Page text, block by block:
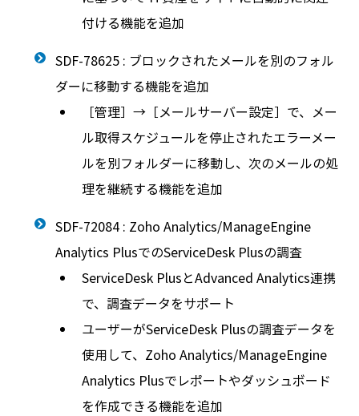
付ける機能を追加
SDF-78625 : ブロックされたメールを別のフォル
ダーに移動する機能を追加
［管理］→［メールサーバー設定］で、メー
ル取得スケジュールを停止されたエラーメー
ルを別フォルダーに移動し、次のメールの処
理を継続する機能を追加
SDF-72084 : Zoho Analytics/ManageEngine
Analytics PlusでのServiceDesk Plusの調査
ServiceDesk PlusとAdvanced Analytics連携
で、調査データをサポート
ユーザーがServiceDesk Plusの調査データを
使用して、Zoho Analytics/ManageEngine
Analytics Plusでレポートやダッシュボード
を作成できる機能を追加